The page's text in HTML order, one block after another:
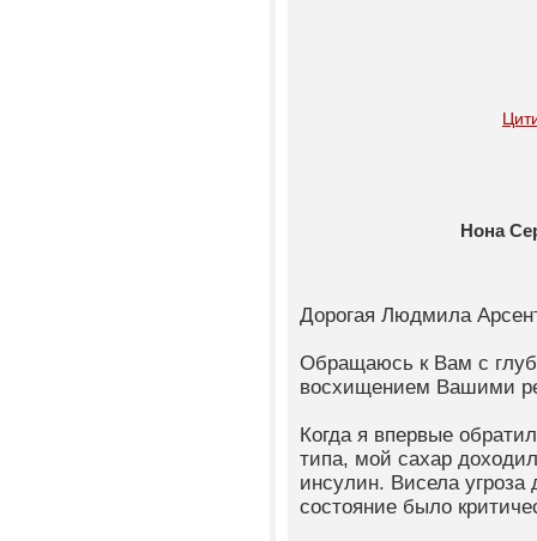
Нона
Дорогая Людмила
Обращаюсь к Вам с
восхищением Вашими
Когда я впервые
типа, мой сахар
инсулин. Висела угроза
состояние было